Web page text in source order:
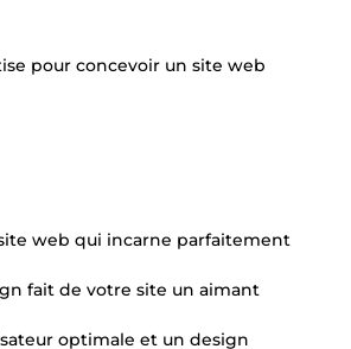
pour concevoir un site web
web qui incarne parfaitement
fait de votre site un aimant
optimale et un design